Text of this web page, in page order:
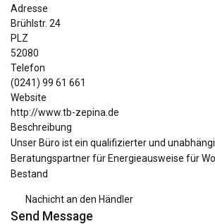
Adresse
Brühlstr. 24
PLZ
52080
Telefon
(0241) 99 61 661
Website
http://www.tb-zepina.de
Beschreibung
Unser Büro ist ein qualifizierter und
Beratungspartner für Energieausweise für
Bestand
Nachicht an den Händler
Send Message